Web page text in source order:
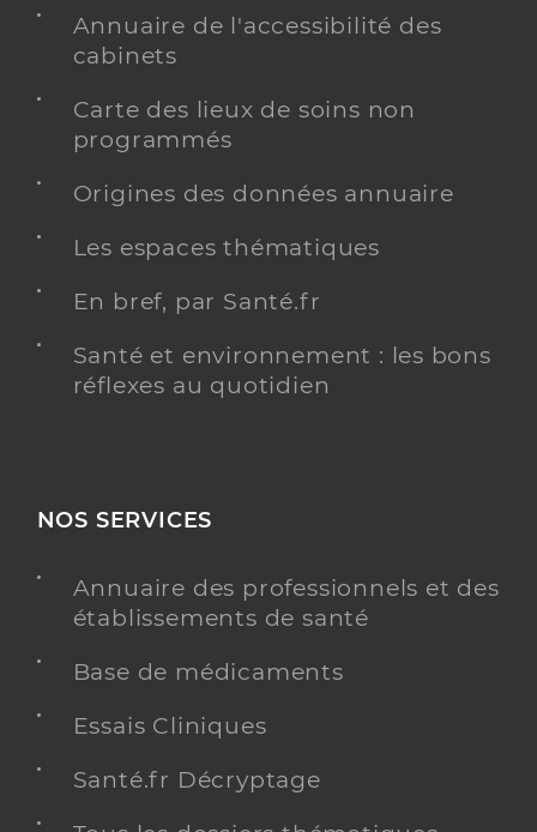
Annuaire de l'accessibilité des
cabinets
Carte des lieux de soins non
programmés
Origines des données annuaire
Les espaces thématiques
En bref, par Santé.fr
Santé et environnement : les bons
réflexes au quotidien
NOS SERVICES
Annuaire des professionnels et des
établissements de santé
Base de médicaments
Essais Cliniques
Santé.fr Décryptage